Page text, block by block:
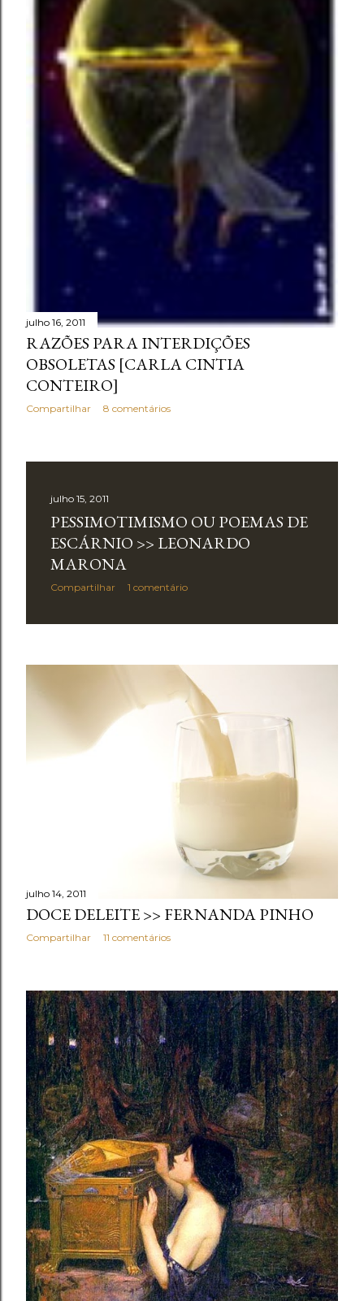
julho 16, 2011
RAZÕES PARA INTERDIÇÕES
OBSOLETAS [CARLA CINTIA
CONTEIRO]
Compartilhar 8 comentários
julho 15, 2011
PESSIMOTIMISMO OU POEMAS DE
ESCÁRNIO >> LEONARDO
MARONA
Compartilhar 1 comentário
julho 14, 2011
DOCE DELEITE >> FERNANDA PINHO
Compartilhar 11 comentários